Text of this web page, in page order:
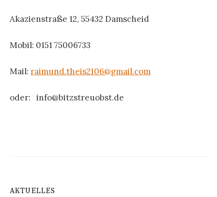
Akazienstraße 12, 55432 Damscheid
Mobil: 0151 75006733
Mail: raimund.theis2106@gmail.com
oder: info@bitzstreuobst.de
AKTUELLES